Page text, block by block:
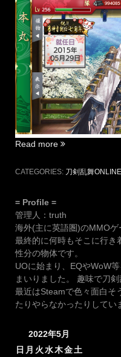
Read more “弊
丸
「就
任
七
周
年」
を
迎
え
し
た！”
CATEGORIES: 刀剣乱舞ONLINE
= Profile =
管理人：truth
海外(主に英語圏)のMMOゲ
最終的に何時もそこに行き
性分の物体です。
UOに始まり、EQやWoW
まいりました。 趣味で刀
最近はSteamで色々面白そ
たりやらなかったりしてい
2022年5月
日 月 火水木金土